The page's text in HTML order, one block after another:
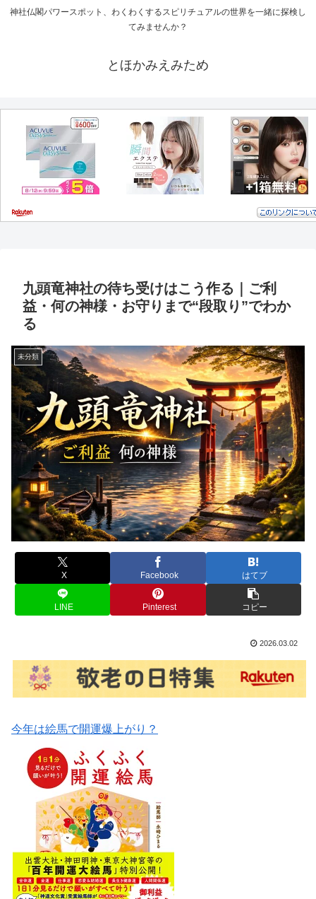
神社仏閣パワースポット、わくわくするスピリチュアルの世界を一緒に探検し
てみませんか？
とほかみえみため
九頭竜神社の待ち受けはこう作る｜ご利
益・何の神様・お守りまで“段取り”でわか
る
未分類
X Facebook はてブ
LINE Pinterest コピー
2026.03.02
今年は絵馬で開運爆上がり？